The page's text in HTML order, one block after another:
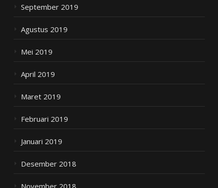
September 2019
Agustus 2019
Mei 2019
April 2019
Maret 2019
Februari 2019
Januari 2019
Desember 2018
November 2018